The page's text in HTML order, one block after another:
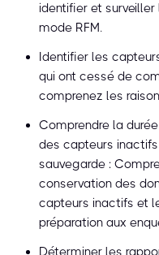
identifier et
mode RFM.
Identifier les
qui ont cessé de
comprenez les
Comprendre la
des capteurs
sauvegarde :
conservation des
capteurs inactifs et
préparation aux
Déterminer les